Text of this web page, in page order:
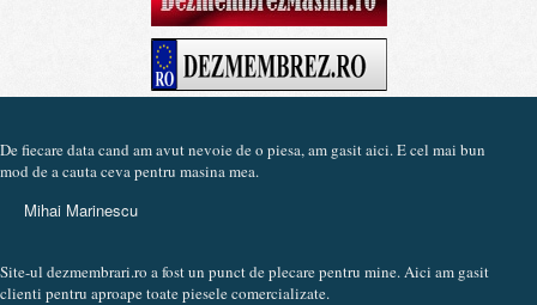
De fiecare data cand am avut nevoie de o piesa, am gasit aici. E cel mai bun
mod de a cauta ceva pentru masina mea.
Mihai Marinescu
Site-ul dezmembrari.ro a fost un punct de plecare pentru mine. Aici am gasit
clienti pentru aproape toate piesele comercializate.